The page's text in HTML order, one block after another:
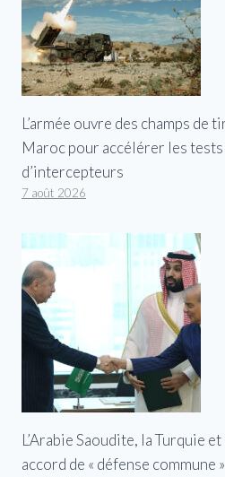
L’armée ouvre des champs de
Maroc pour accélérer les
d’intercepteurs
7 août 2026
L’Arabie Saoudite, la Turquie
accord de « défense commune »